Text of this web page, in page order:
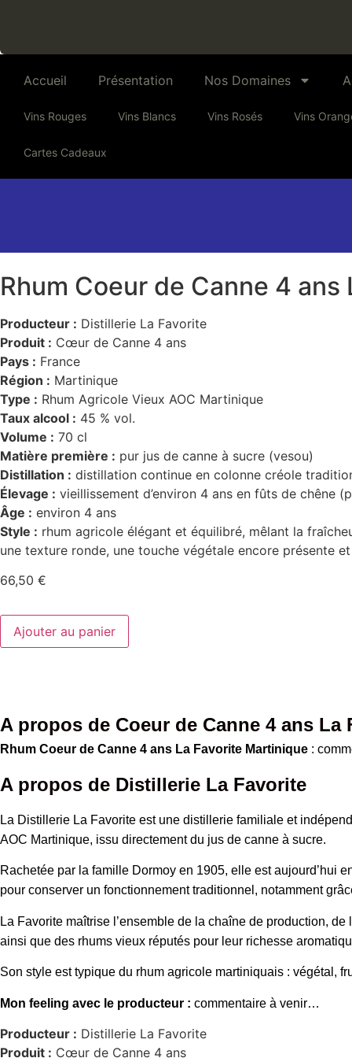
Accueil Présentation Nos Domaines
Vins Rouges Vins Blancs Vins Rosés Vins
Cartes Cadeaux
Rhum Coeur de Canne 4
Producteur : Distillerie La Favorite
Produit : Cœur de Canne 4 ans
Pays : France
Région : Martinique
Type : Rhum Agricole Vieux AOC Martinique
Taux alcool : 45 % vol.
Volume : 70 cl
Matière première : pur jus de canne à sucre (vesou)
Distillation : distillation continue en colonne créole
Élevage : vieillissement d’environ 4 ans en fûts de chêne
Âge : environ 4 ans
Style : rhum agricole élégant et équilibré, mêlant la
une texture ronde, une touche végétale encore présente
66,50 €
Ajouter au panier
A propos de Coeur de Canne 4 ans
Rhum Coeur de Canne 4 ans La Favorite Martinique :
A propos de Distillerie La Favorite
La Distillerie La Favorite est une distillerie familiale et
AOC Martinique, issu directement du jus de canne à sucre.
Rachetée par la famille Dormoy en 1905, elle est aujourd’hui
pour conserver un fonctionnement traditionnel, notamment
La Favorite maîtrise l’ensemble de la chaîne de production,
ainsi que des rhums vieux réputés pour leur richesse
Son style est typique du rhum agricole martiniquais : végétal,
Mon feeling avec le producteur : commentaire à venir…
Producteur : Distillerie La Favorite
Produit : Cœur de Canne 4 ans